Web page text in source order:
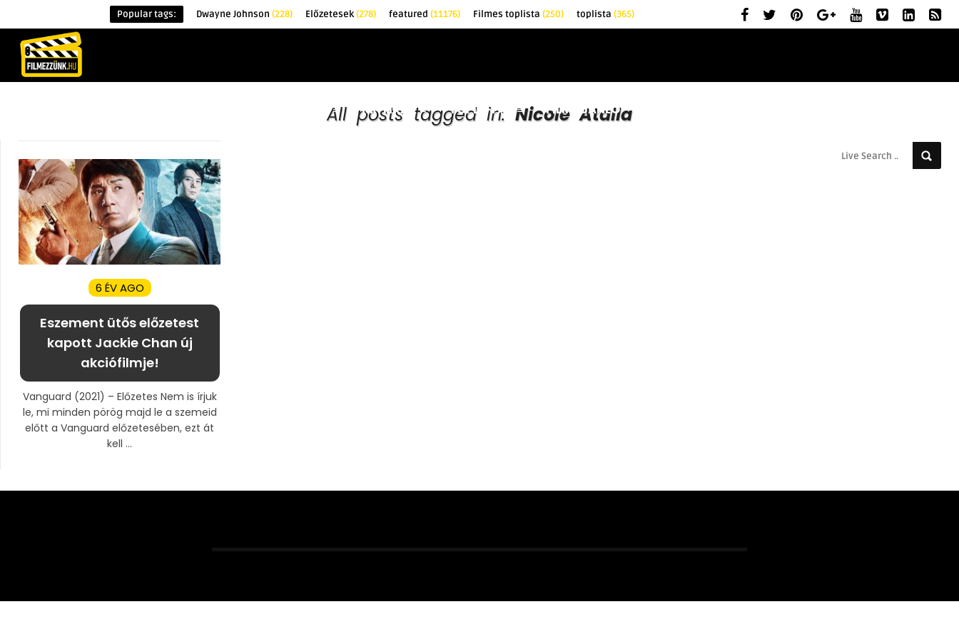
Popular tags: Dwayne Johnson (228) Előzetesek(278) featured (11176) Filmes toplista (250) toplista (365)
KRITIKÁK TOPLISTÁK FILMAJÁNLÓ
All posts tagged in: Nicole Atalla
6 ÉV AGO
Eszement ütős előzetest
kapott Jackie Chan új
akciófilmje!
Vanguard (2021) – Előzetes Nem is írjuk
le, mi minden pörög majd le a szemeid
előtt a Vanguard előzetesében, ezt át
kell ...